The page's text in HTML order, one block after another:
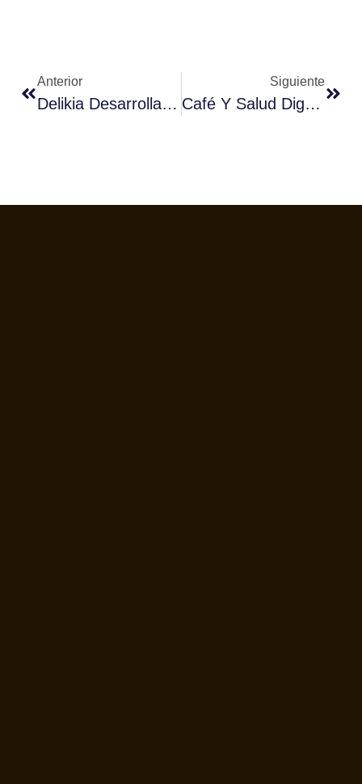
Anterior
Delikia Desarrolla Una Tecnología Que Evita El Contacto Con Las Máquinas De Café
Siguiente
Café Y Salud Digestiva